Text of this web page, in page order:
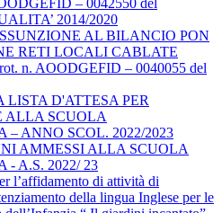
– 0042550 del
2014/2020
AL BILANCIO PON
RETI LOCALI CABLATE
n. AOODGEFID – 0040055 del
LISTA D'ATTESA PER
ALLA SCUOLA
– ANNO SCOL. 2022/2023
AMMESSI ALLA SCUOLA
- A.S. 2022/ 23
l’affidamento di attività di
della lingua Inglese per le